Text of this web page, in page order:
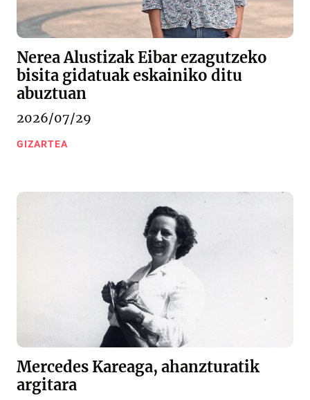
Nerea Alustizak Eibar ezagutzeko
bisita gidatuak eskainiko ditu
abuztuan
2026/07/29
GIZARTEA
Mercedes Kareaga, ahanzturatik
argitara